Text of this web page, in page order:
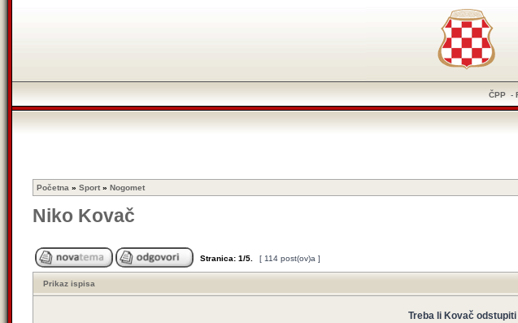
ČPP -
Početna » Sport » Nogomet
Niko Kovač
Stranica: 1/5 [ 114 post(ov)a ]
Prikaz ispisa
Treba li Kovač